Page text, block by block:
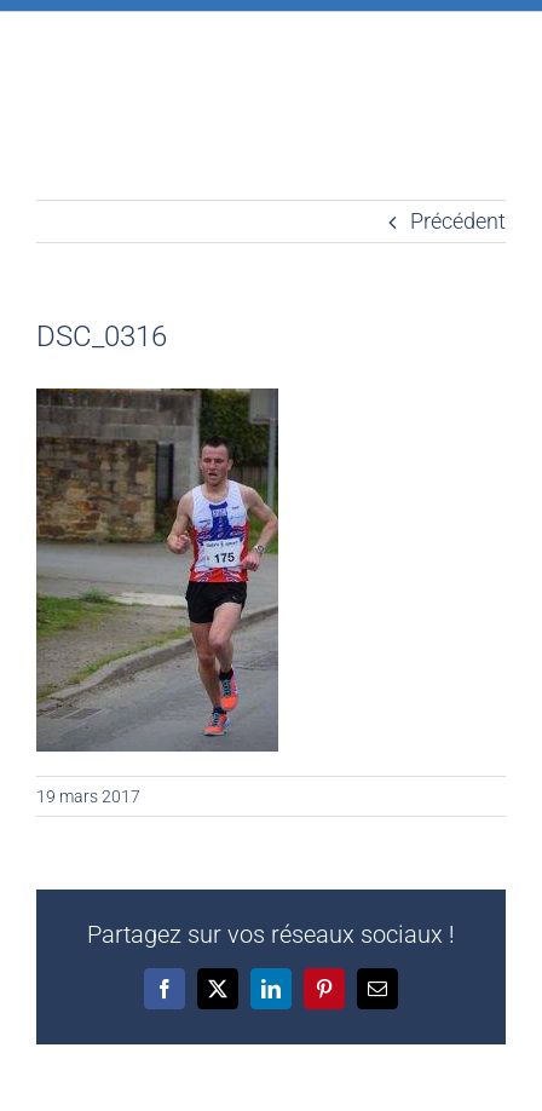
Précédent
DSC_0316
19 mars 2017
Partagez sur vos réseaux sociaux !
Facebook
X LinkedInPinterestEmail